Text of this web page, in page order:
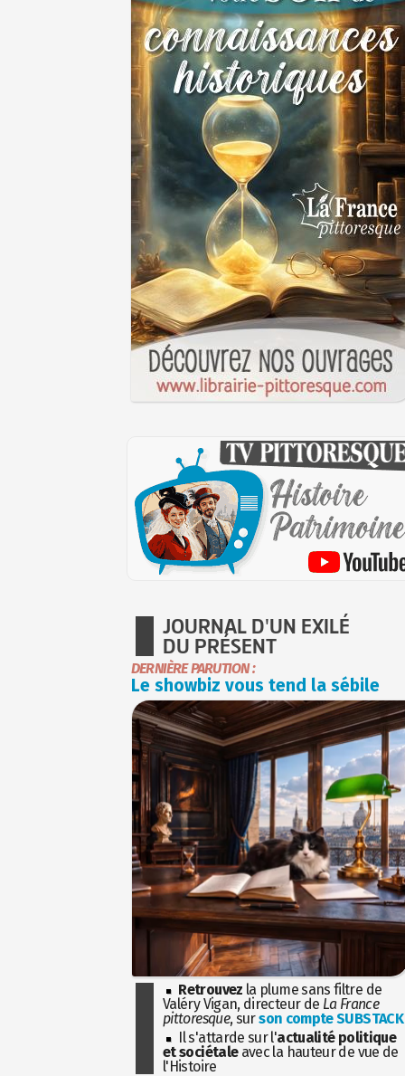
JOURNAL D'UN EXILÉ
DU PRÉSENT
DERNIÈRE PARUTION :
Le showbiz vous tend la sébile
Retrouvez la plume sans filtre de
Valéry Vigan, directeur de La France
pittoresque, surson compte SUBSTACK
Il s'attarde sur l'actualité politique
et sociétaleavec la hauteur de vue de
l'Histoire